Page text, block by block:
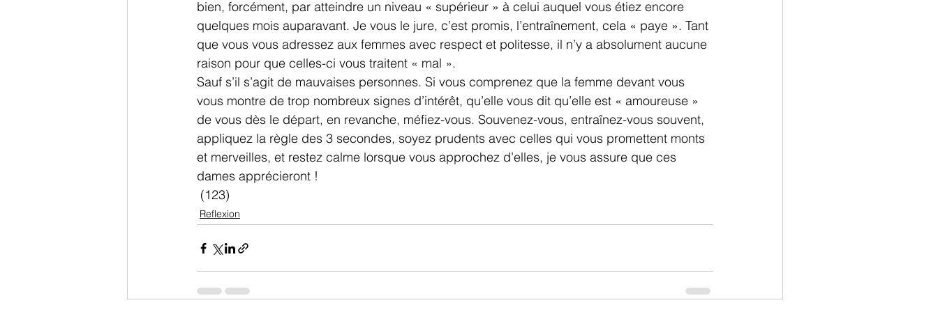
bien, forcément, par atteindre un niveau « supérieur » à celui auquel vous étiez encore
quelques mois auparavant. Je vous le jure, c’est promis, l’entraînement, cela « paye ». Tant
que vous vous adressez aux femmes avec respect et politesse, il n’y a absolument aucune
raison pour que celles-ci vous traitent « mal ».
Sauf s’il s’agit de mauvaises personnes. Si vous comprenez que la femme devant vous
vous montre de trop nombreux signes d’intérêt, qu’elle vous dit qu’elle est « amoureuse »
de vous dès le départ, en revanche, méfiez-vous. Souvenez-vous, entraînez-vous souvent,
appliquez la règle des 3 secondes, soyez prudents avec celles qui vous promettent monts
et merveilles, et restez calme lorsque vous approchez d’elles, je vous assure que ces
dames apprécieront !
(123)
Reflexion